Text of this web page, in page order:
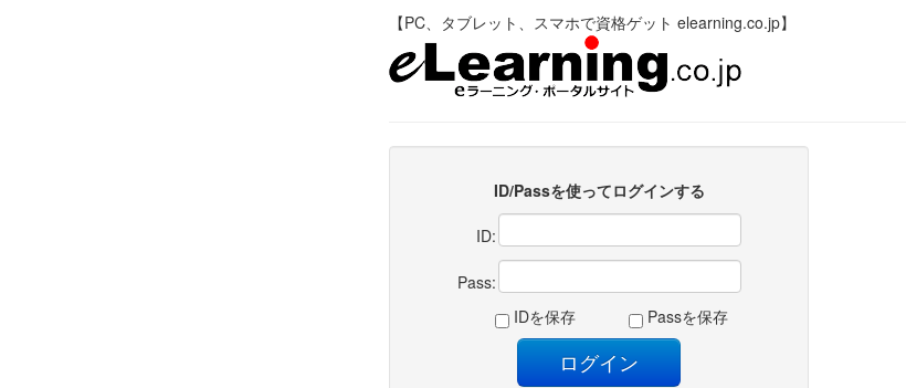
【PC、タブレット、スマホで資格ゲット elearning.co.jp】
ID/Passを使ってログインする
ID:
Pass:
IDを保存
Passを保存